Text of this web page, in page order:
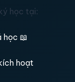
học tại:
học 📖
hoạt